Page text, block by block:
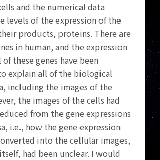
and the numerical data
levels of the expression of the
products, proteins. There are
in human, and the expression
these genes have been
explain all of the biological
including the images of the
the images of the cells had
from the gene expressions
i.e., how the gene expression
into the cellular images,
had been unclear. I would